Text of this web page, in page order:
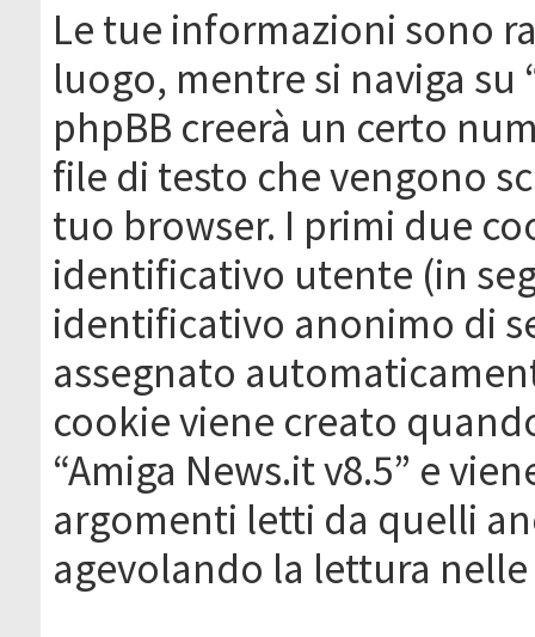
Le tue informazioni sono
luogo, mentre si naviga su
phpBB creerà un certo
file di testo che vengono
tuo browser. I primi due
identificativo utente (in
identificativo anonimo di
assegnato
cookie viene creato
“Amiga News.it v8.5” e
argomenti letti da quelli
agevolando la lettura